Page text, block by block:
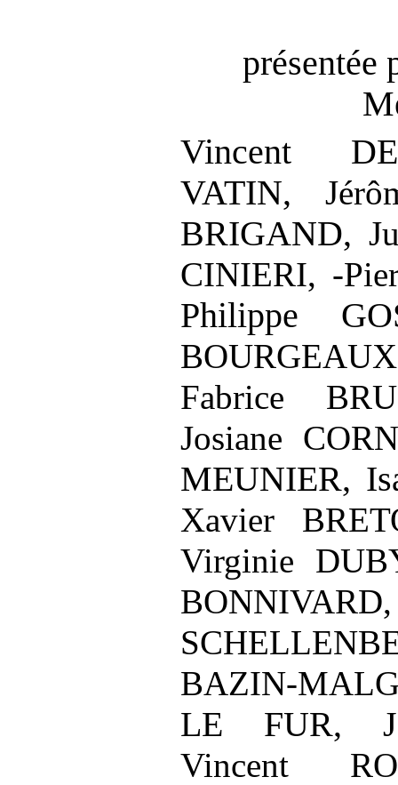
présentée
Vincent
VATIN,
BRIGAND,
CINIERI, -
Philippe
Fabrice
Josiane
MEUNIER,
Xavier
Virginie
BAZIN-
LE FUR,
Vincent